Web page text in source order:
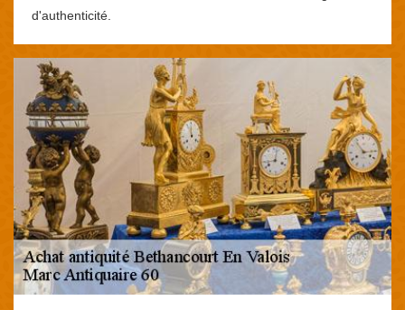
d'authenticité.